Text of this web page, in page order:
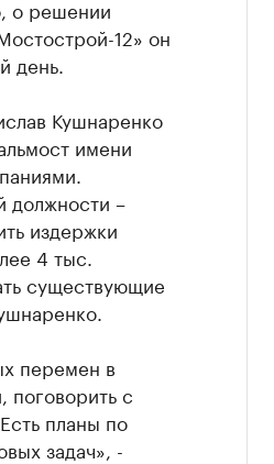
о решении
12» он
день.
Кушнаренко
имени
должности –
издержки
4 тыс.
существующие
перемен в
поговорить с
планы по
задач», -